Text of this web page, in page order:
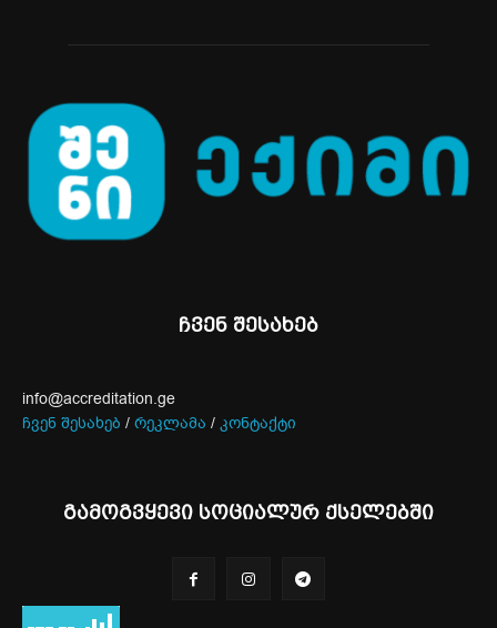
ჩვენ შესახებ
info@accreditation.ge
ჩვენ შესახებ / რეკლამა / კონტაქტი
გამოგვყევი სოციალურ ქსელებში